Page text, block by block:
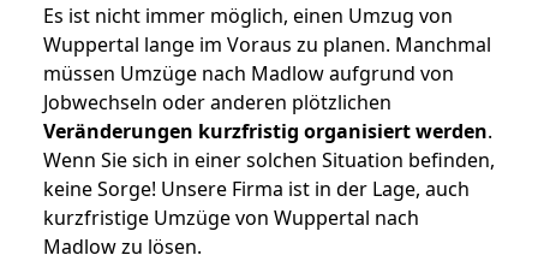
Es ist nicht immer möglich, einen Umzug von
Wuppertal lange im Voraus zu planen. Manchmal
müssen Umzüge nach Madlow aufgrund von
Jobwechseln oder anderen plötzlichen
Veränderungen kurzfristig organisiert werden.
Wenn Sie sich in einer solchen Situation befinden,
keine Sorge! Unsere Firma ist in der Lage, auch
kurzfristige Umzüge von Wuppertal nach
Madlow zu lösen.